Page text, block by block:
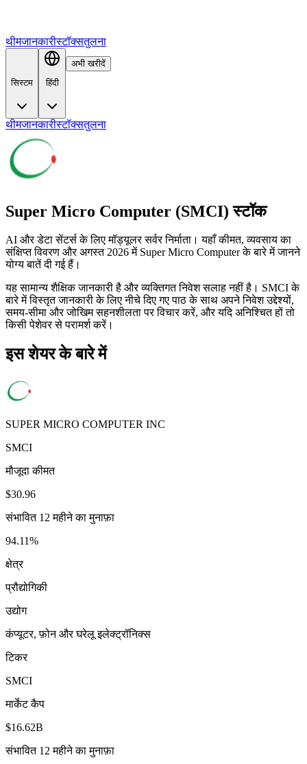
थीमजानकारीस्टॉक्सतुलना
सिस्टम हिंदी
अभी खरीदें
थीमजानकारीस्टॉक्सतुलना
Super Micro Computer (SMCI) स्टॉक
AI और डेटा सेंटर्स के लिए मॉड्यूलर सर्वर निर्माता। यहाँ कीमत, व्यवसाय का
संक्षिप्त विवरण और अगस्त 2026 में Super Micro Computer के बारे में जानने
योग्य बातें दी गई हैं।
यह सामान्य शैक्षिक जानकारी है और व्यक्तिगत निवेश सलाह नहीं है। SMCI के
बारे में विस्तृत जानकारी के लिए नीचे दिए गए पाठ के साथ अपने निवेश उद्देश्यों,
समय-सीमा और जोखिम सहनशीलता पर विचार करें, और यदि अनिश्चित हों तो
किसी पेशेवर से परामर्श करें।
इस शेयर के बारे में
SUPER MICRO COMPUTER INC
SMCI
मौजूदा कीमत
$30.96
संभावित 12 महीने का मुनाफ़ा
94.11%
क्षेत्र
प्रौद्योगिकी
उद्योग
कंप्यूटर, फ़ोन और घरेलू इलेक्ट्रॉनिक्स
टिकर
SMCI
मार्केट कैप
$16.62B
संभावित 12 महीने का मुनाफ़ा